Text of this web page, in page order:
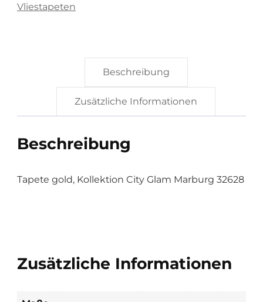
Menge
Vliestapeten
Beschreibung
Zusätzliche Informationen
Beschreibung
Tapete gold, Kollektion City Glam Marburg 32628
Zusätzliche Informationen